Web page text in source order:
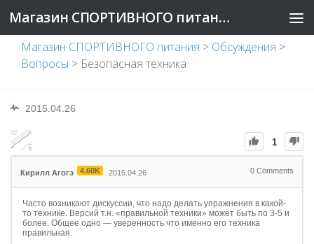
Магазин СПОРТИВНОГО питания
Магазин СПОРТИВНОГО питания > Обсуждения >
Вопросы > Безопасная техника
2015.04.26
1
Кирилл Агогэ 4.60K 2015.04.26 0 Comments
Часто возникают дискуссии, что надо делать упражнения в какой-
то технике. Версий т.н. «правильной техники» может быть по 3-5 и
более. Общее одно — уверенность что именно его техника
правильная.